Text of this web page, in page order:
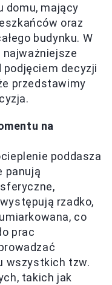
domu, mający
oraz
budynku. W
podjęciem decyzji
przedstawimy
na
poddasza
panują
rzadko,
co
prac
wszystkich tzw.
takich jak